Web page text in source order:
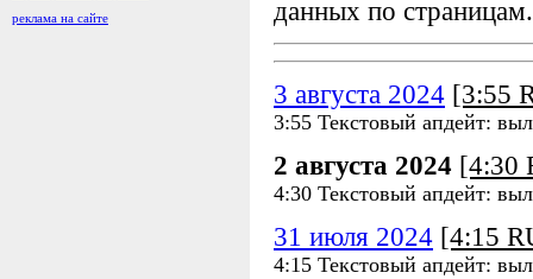
реклама на сайте
данных по страницам.
3 августа 2024 [3:55
3:55 Текстовый апдейт:
2 августа 2024 [4:30
4:30 Текстовый апдейт:
31 июля 2024 [4:15
4:15 Текстовый апдейт: